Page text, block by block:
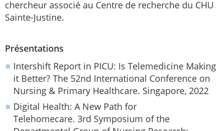
chercheur associé au Centre de recherche du CHU
Sainte-Justine.
Présentations
Intershift Report in PICU: Is Telemedicine Making
it Better? The 52nd International Conference on
Nursing & Primary Healthcare. Singapore, 2022
Digital Health: A New Path for
Telehomecare. 3rd Symposium of the